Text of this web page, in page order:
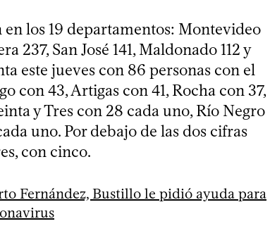
los 19 departamentos: Montevideo
237, San José 141, Maldonado 112 y
este jueves con 86 personas con el
con 43, Artigas con 41, Rocha con 37,
y Tres con 28 cada uno, Río Negro
uno. Por debajo de las dos cifras
con cinco.
Fernández, Bustillo le pidió ayuda para